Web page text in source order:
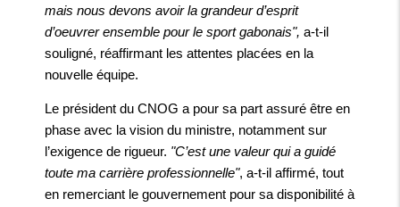
mais nous devons avoir la grandeur d’esprit
d’oeuvrer ensemble pour le sport gabonais", a-t-il
souligné, réaffirmant les attentes placées en la
nouvelle équipe.
Le président du CNOG a pour sa part assuré être en
phase avec la vision du ministre, notamment sur
l’exigence de rigueur. "C’est une valeur qui a guidé
toute ma carrière professionnelle", a-t-il affirmé, tout
en remerciant le gouvernement pour sa disponibilité à